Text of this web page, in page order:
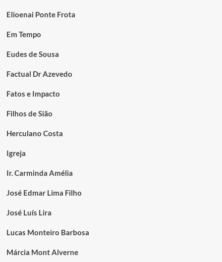
Elioenai Ponte Frota
Em Tempo
Eudes de Sousa
Factual Dr Azevedo
Fatos e Impacto
Filhos de Sião
Herculano Costa
Igreja
Ir. Carminda Amélia
José Edmar Lima Filho
José Luís Lira
Lucas Monteiro Barbosa
Márcia Mont Alverne